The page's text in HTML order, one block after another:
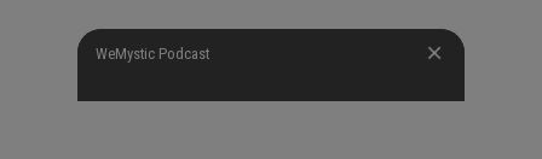
WeMystic Podcast
WeMystic Podcast